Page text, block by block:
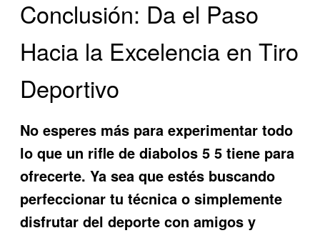
Conclusión: Da el Paso
Hacia la Excelencia en Tiro
Deportivo
No esperes más para experimentar todo
lo que un rifle de diabolos 5 5 tiene para
ofrecerte. Ya sea que estés buscando
perfeccionar tu técnica o simplemente
disfrutar del deporte con amigos y